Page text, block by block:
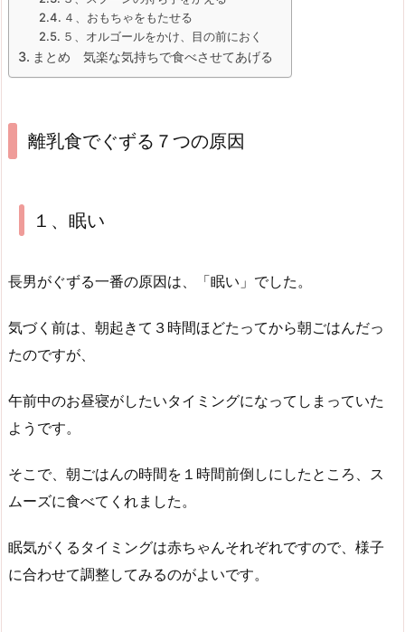
４、おもちゃをもたせる
５、オルゴールをかけ、目の前におく
まとめ 気楽な気持ちで食べさせてあげる
離乳食でぐずる７つの原因
１、眠い
長男がぐずる一番の原因は、「眠い」でした。
気づく前は、朝起きて３時間ほどたってから朝ごはんだっ
たのですが、
午前中のお昼寝がしたいタイミングになってしまっていた
ようです。
そこで、朝ごはんの時間を１時間前倒しにしたところ、ス
ムーズに食べてくれました。
眠気がくるタイミングは赤ちゃんそれぞれですので、様子
に合わせて調整してみるのがよいです。